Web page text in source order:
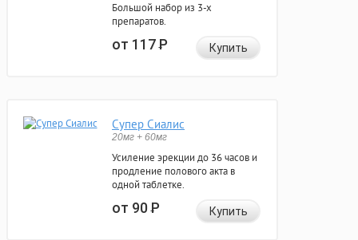
Большой набор из 3-х
препаратов.
от 117Р Купить
Супер Сиалис
20мг + 60мг
Усиление эрекции до 36 часов и
продление полового акта в
одной таблетке.
от 90Р Купить